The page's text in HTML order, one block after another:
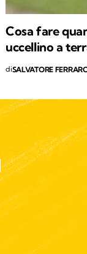
Cosa fare
uccellino a
diSALVATORE